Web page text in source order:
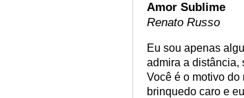
Amor Sublime
Renato Russo
Eu sou apenas
admira a distância,
Você é o motivo do
brinquedo caro e